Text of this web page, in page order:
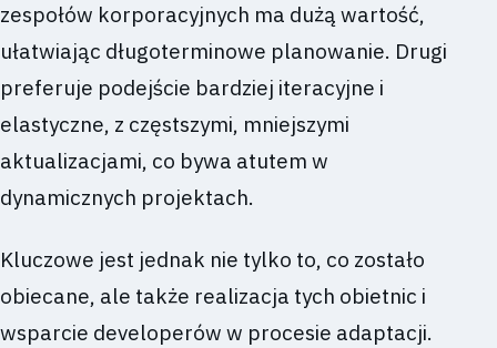
zespołów korporacyjnych ma dużą wartość,
ułatwiając długoterminowe planowanie. Drugi
preferuje podejście bardziej iteracyjne i
elastyczne, z częstszymi, mniejszymi
aktualizacjami, co bywa atutem w
dynamicznych projektach.
Kluczowe jest jednak nie tylko to, co zostało
obiecane, ale także realizacja tych obietnic i
wsparcie developerów w procesie adaptacji.